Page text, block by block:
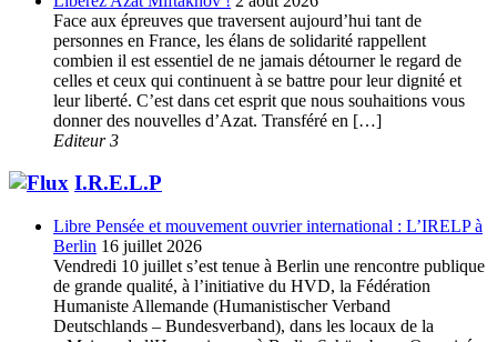
Face aux épreuves que traversent aujourd’hui tant de
personnes en France, les élans de solidarité rappellent
combien il est essentiel de ne jamais détourner le regard de
celles et ceux qui continuent à se battre pour leur dignité et
leur liberté. C’est dans cet esprit que nous souhaitions vous
donner des nouvelles d’Azat. Transféré en […]
Editeur 3
I.R.E.L.P
Libre Pensée et mouvement ouvrier international : L’IRELP à
Berlin 16 juillet 2026
Vendredi 10 juillet s’est tenue à Berlin une rencontre publique
de grande qualité, à l’initiative du HVD, la Fédération
Humaniste Allemande (Humanistischer Verband
Deutschlands – Bundesverband), dans les locaux de la